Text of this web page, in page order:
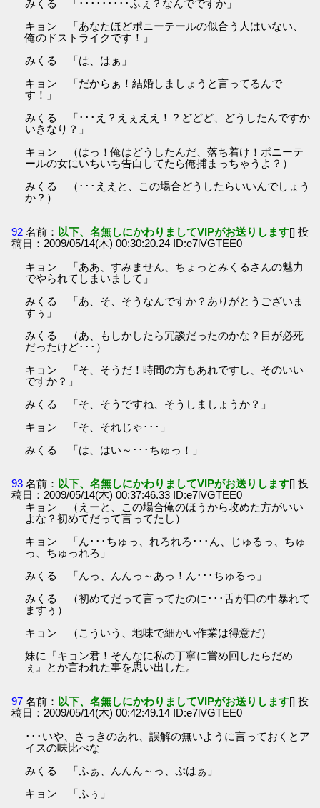
みくる 「･････････ふぇ？なんでですか」
キョン 「あなたほどポニーテールの似合う人はいない、
俺のドストライクです！」
みくる 「は、はぁ」
キョン 「だからぁ！結婚しましょうと言ってるんで
す！」
みくる 「･･･え？えぇええ！？どどど、どうしたんですか
いきなり？」
キョン （はっ！俺はどうしたんだ、落ち着け！ポニーテ
ールの女にいちいち告白してたら俺捕まっちゃうよ？）
みくる （･･･ええと、この場合どうしたらいいんでしょう
か？）
92 名前： 以下、名無しにかわりましてVIPがお送りします[] 投
稿日：2009/05/14(木) 00:30:20.24 ID:e7lVGTEE0
キョン 「ああ、すみません、ちょっとみくるさんの魅力
でやられてしまいまして」
みくる 「あ、そ、そうなんですか？ありがとうございま
すぅ」
みくる （あ、もしかしたら冗談だったのかな？目が必死
だったけど･･･）
キョン 「そ、そうだ！時間の方もあれですし、そのいい
ですか？」
みくる 「そ、そうですね、そうしましょうか？」
キョン 「そ、それじゃ･･･」
みくる 「は、はい～･･･ちゅっ！」
93 名前： 以下、名無しにかわりましてVIPがお送りします[] 投
稿日：2009/05/14(木) 00:37:46.33 ID:e7lVGTEE0
キョン （えーと、この場合俺のほうから攻めた方がいい
よな？初めてだって言ってたし）
キョン 「ん･･･ちゅっ、れろれろ･･･ん、じゅるっ、ちゅ
っ、ちゅっれろ」
みくる 「んっ、んんっ～あっ！ん･･･ちゅるっ」
みくる （初めてだって言ってたのに･･･舌が口の中暴れて
ますぅ）
キョン （こういう、地味で細かい作業は得意だ）
妹に『キョン君！そんなに私の丁寧に嘗め回したらだめ
ぇ』とか言われた事を思い出した。
97 名前： 以下、名無しにかわりましてVIPがお送りします[] 投
稿日：2009/05/14(木) 00:42:49.14 ID:e7lVGTEE0
･･･いや、さっきのあれ、誤解の無いように言っておくとア
イスの味比べな
みくる 「ふぁ、んんん～っ、ぷはぁ」
キョン 「ふぅ」